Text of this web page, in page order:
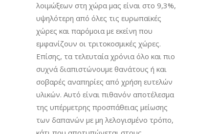
λοιμώξεων στη χώρα μας είναι στο 9,3%,
υψηλότερη από όλες τις ευρωπαϊκές
χώρες και παρόμοια με εκείνη που
εμφανίζουν οι τριτοκοσμικές χώρες.
Επίσης, τα τελευταία χρόνια όλο και πιο
συχνά διαπιστώνουμε θανάτους ή και
σοβαρές αναπηρίες από χρήση ευτελών
υλικών. Αυτό είναι πιθανόν αποτέλεσμα
της υπέρμετρης προσπάθειας μείωσης
των δαπανών με μη λελογισμένο τρόπο,